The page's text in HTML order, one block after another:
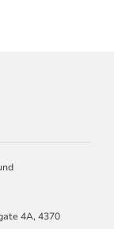
4A, 4370